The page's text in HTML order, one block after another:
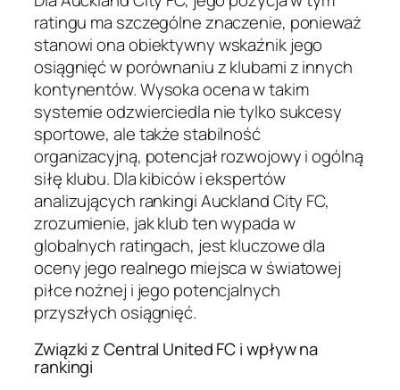
ratingu ma szczególne znaczenie, ponieważ
stanowi ona obiektywny wskaźnik jego
osiągnięć w porównaniu z klubami z innych
kontynentów. Wysoka ocena w takim
systemie odzwierciedla nie tylko sukcesy
sportowe, ale także stabilność
organizacyjną, potencjał rozwojowy i ogólną
siłę klubu. Dla kibiców i ekspertów
analizujących rankingi Auckland City FC,
zrozumienie, jak klub ten wypada w
globalnych ratingach, jest kluczowe dla
oceny jego realnego miejsca w światowej
piłce nożnej i jego potencjalnych
przyszłych osiągnięć.
Związki z Central United FC i wpływ na
rankingi